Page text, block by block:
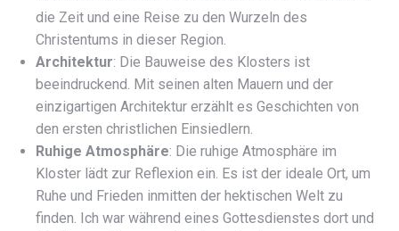
die Zeit und eine Reise zu den Wurzeln des
Christentums in dieser Region.
Architektur: Die Bauweise des Klosters ist
beeindruckend. Mit seinen alten Mauern und der
einzigartigen Architektur erzählt es Geschichten von
den ersten christlichen Einsiedlern.
Ruhige Atmosphäre: Die ruhige Atmosphäre im
Kloster lädt zur Reflexion ein. Es ist der ideale Ort, um
Ruhe und Frieden inmitten der hektischen Welt zu
finden. Ich war während eines Gottesdienstes dort und